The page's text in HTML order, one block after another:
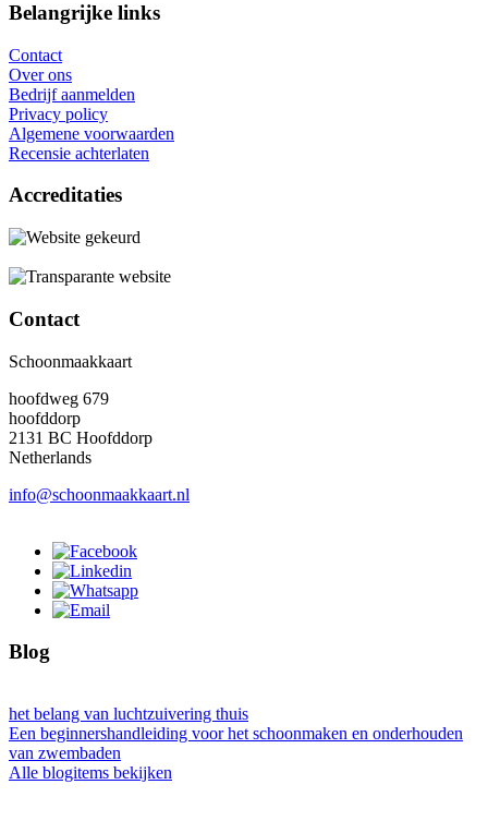
Belangrijke links
Contact
Over ons
Bedrijf aanmelden
Privacy policy
Algemene voorwaarden
Recensie achterlaten
Accreditaties
Contact
Schoonmaakkaart
hoofdweg 679
hoofddorp
2131 BC Hoofddorp
Netherlands
info@schoonmaakkaart.nl
Blog
het belang van luchtzuivering thuis
Een beginnershandleiding voor het schoonmaken en onderhouden
van zwembaden
Alle blogitems bekijken